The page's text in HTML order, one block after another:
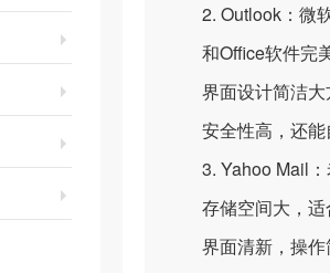
2. Outlook：微软
和Office软件完
界面设计简洁大
安全性高，还能
3. Yahoo Mail：
存储空间大，适
界面清新，操作